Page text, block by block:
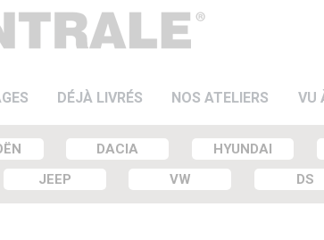
DÉJÀ LIVRÉS NOS ATELIERS VU
DACIA HYUNDAI
JEEP VW DS